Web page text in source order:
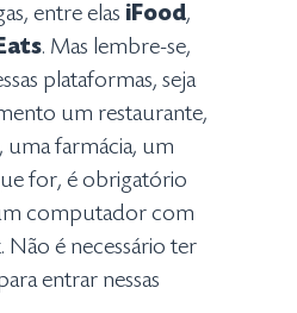
entre elas iFood,
. Mas lembre-se,
plataformas, seja
um restaurante,
uma farmácia, um
for, é obrigatório
computador com
Não é necessário ter
entrar nessas